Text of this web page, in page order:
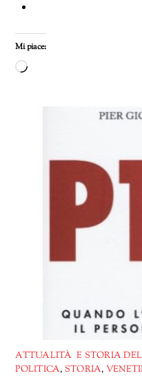
Mi piace:
Caricamento
ATTUALITÀ E STORIA DEL
POLITICA, STORIA,